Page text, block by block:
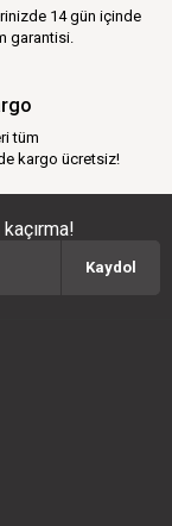
14 gün içinde
garantisi.
tüm
kargo ücretsiz!
Kaydol